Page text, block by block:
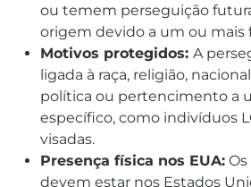
ou temem perseguição
origem devido a um ou mais
Motivos protegidos: A
ligada à raça, religião,
política ou pertencimento a
específico, como indivíduos
visadas.
Presença física nos EUA:
devem estar nos Estados